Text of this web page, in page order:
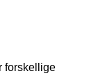
forskellige